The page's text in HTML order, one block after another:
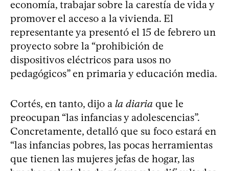
economía, trabajar sobre la carestía de vida y
promover el acceso a la vivienda. El
representante ya presentó el 15 de febrero un
proyecto sobre la “prohibición de
dispositivos eléctricos para usos no
pedagógicos” en primaria y educación media.
Cortés, en tanto, dijo a la diaria que le
preocupan “las infancias y adolescencias”.
Concretamente, detalló que su foco estará en
“las infancias pobres, las pocas herramientas
que tienen las mujeres jefas de hogar, las